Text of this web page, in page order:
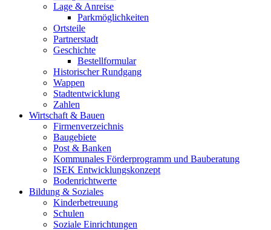
Lage & Anreise
Parkmöglichkeiten
Ortsteile
Partnerstadt
Geschichte
Bestellformular
Historischer Rundgang
Wappen
Stadtentwicklung
Zahlen
Wirtschaft & Bauen
Firmenverzeichnis
Baugebiete
Post & Banken
Kommunales Förderprogramm und Bauberatung
ISEK Entwicklungskonzept
Bodenrichtwerte
Bildung & Soziales
Kinderbetreuung
Schulen
Soziale Einrichtungen